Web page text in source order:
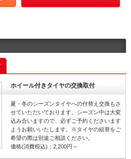
ホイール付きタイヤの交換取付
夏・冬のシーズンタイヤへの付替え交換もさ
せていただいております。シーズン中は大変
込み合いますので、必ずご予約くださいます
ようお願いいたします。※タイヤの組替をご
希望の際は別途ご相談ください。
価格(消費税込)：2,200円～